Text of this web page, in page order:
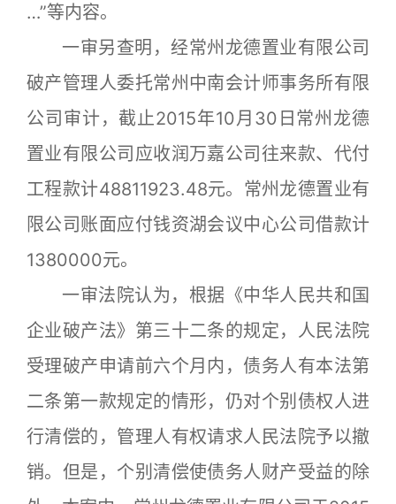
…”等内容。
一审另查明，经常州龙德置业有限公司
破产管理人委托常州中南会计师事务所有限
公司审计，截止2015年10月30日常州龙德
置业有限公司应收润万嘉公司往来款、代付
工程款计48811923.48元。常州龙德置业有
限公司账面应付钱资湖会议中心公司借款计
1380000元。
一审法院认为，根据《中华人民共和国
企业破产法》第三十二条的规定，人民法院
受理破产申请前六个月内，债务人有本法第
二条第一款规定的情形，仍对个别债权人进
行清偿的，管理人有权请求人民法院予以撤
销。但是，个别清偿使债务人财产受益的除